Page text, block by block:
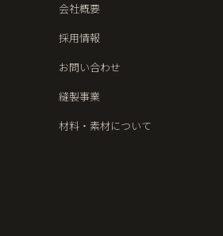
会社概要
採用情報
お問い合わせ
縫製事業
材料・素材について